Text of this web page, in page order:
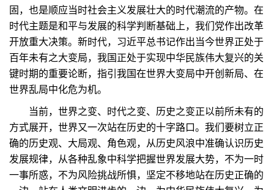
固，也是顺应当时社会主义发展壮大的时代潮流的产物。在
时代主题是和平与发展的科学判断基础上，我们党作出改革
开放重大决策。新时代，习近平总书记作出当今世界正处于
百年未有之大变局，我国正处于实现中华民族伟大复兴的关
键时期的重要论断，指引我国在世界大变局中开创新局、在
世界乱局中化危为机。
当前，世界之变、时代之变、历史之变正以前所未有的
方式展开，世界又一次站在历史的十字路口。我们要树立正
确的历史观、大局观、角色观，从历史风浪中准确认识历史
发展规律，从各种乱象中科学把握世界发展大势，不为一时
一事所惑，不为风险挑战所惧，坚定不移地站在历史正确的